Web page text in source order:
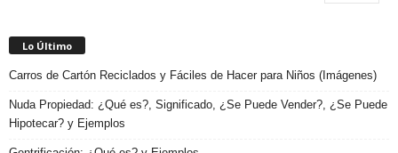
Lo Último
Carros de Cartón Reciclados y Fáciles de Hacer para Niños (Imágenes)
Nuda Propiedad: ¿Qué es?, Significado, ¿Se Puede Vender?, ¿Se Puede
Hipotecar? y Ejemplos